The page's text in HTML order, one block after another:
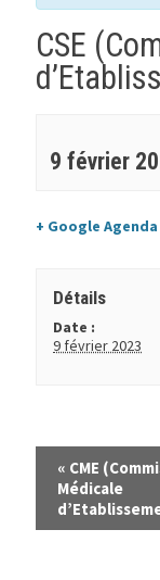
CSE
9 février
+ Google Agenda
Détails
Date :
9 février 2023
« CME
Médicale